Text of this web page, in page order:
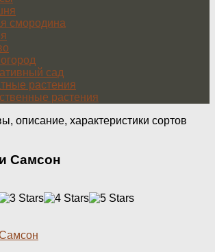
смородина
сад
растения
растения
описание, характеристики сортов
Самсон